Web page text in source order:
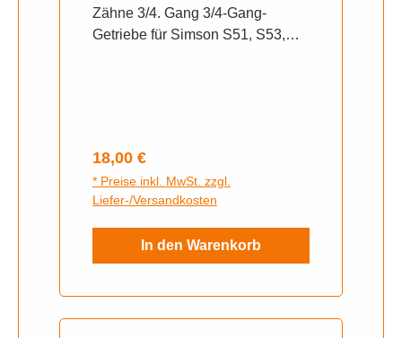
Zähne 3/4. Gang 3/4-Gang-
Getriebe für Simson S51, S53,
Regulärer Preis:
18,00 €
* Preise inkl. MwSt. zzgl.
Liefer-/Versandkosten
In den Warenkorb